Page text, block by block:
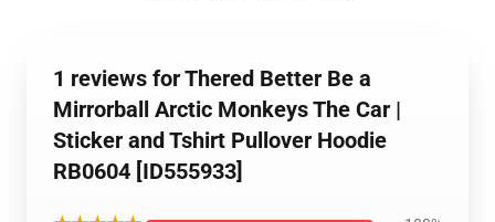
1 reviews for Thered Better Be a
Mirrorball Arctic Monkeys The Car |
Sticker and Tshirt Pullover Hoodie
RB0604 [ID555933]